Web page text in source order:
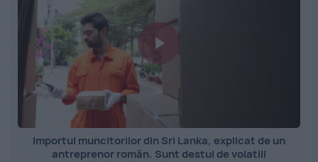
Importul muncitorilor din Sri Lanka, explicat de un
antreprenor român. Sunt destul de volatili